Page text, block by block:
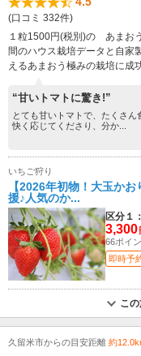
(口コミ 332件)
１粒1500円(税別)の あまお
間のハウス栽培データと自家
えるあまおう極みの栽培に成
“甘いトマトに驚き!”
とても甘いトマトで、たくさ
快く応じてくださり、分か...
いちご狩り
【2026年初物！大玉か
援♪人気のか...
区分１
3,300
66ポイ
即時予
こ
久留米市からの目安距離 約